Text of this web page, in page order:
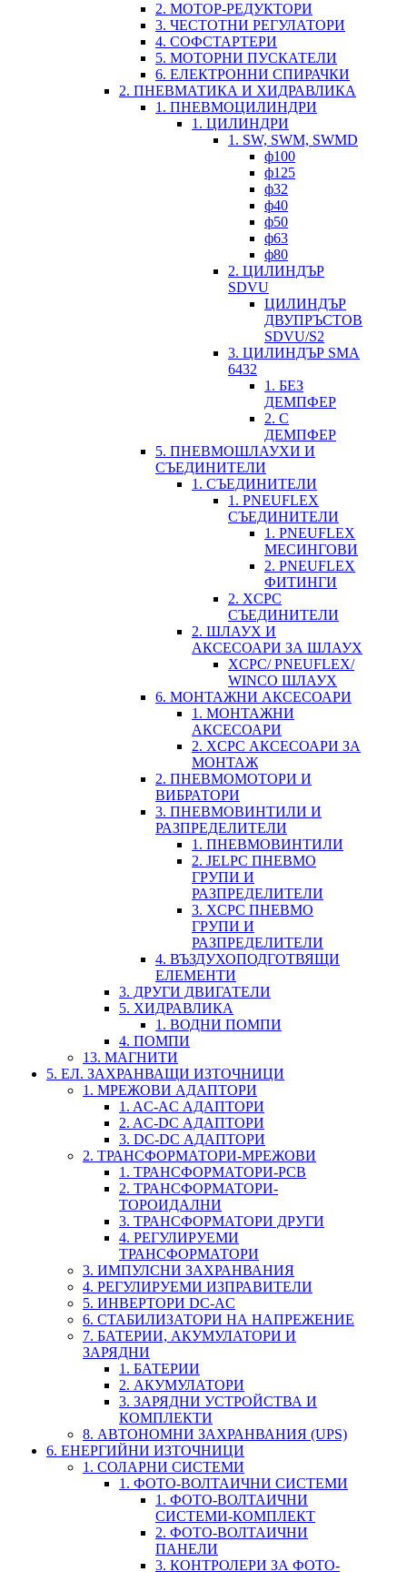
2. МОТОР-РЕДУКТОРИ
3. ЧЕСТОТНИ РЕГУЛАТОРИ
4. СОФСТАРТЕРИ
5. МОТОРНИ ПУСКАТЕЛИ
6. ЕЛЕКТРОННИ СПИРАЧКИ
2. ПНЕВМАТИКА И ХИДРАВЛИКА
1. ПНЕВМОЦИЛИНДРИ
1. ЦИЛИНДРИ
1. SW, SWM, SWMD
ф100
ф125
ф32
ф40
ф50
ф63
ф80
2. ЦИЛИНДЪР
SDVU
ЦИЛИНДЪР
ДВУПРЪСТОВ
SDVU/S2
3. ЦИЛИНДЪР SMA
6432
1. БЕЗ
ДЕМПФЕР
2. С
ДЕМПФЕР
5. ПНЕВМОШЛАУХИ И
СЪЕДИНИТЕЛИ
1. СЪЕДИНИТЕЛИ
1. PNEUFLEX
СЪЕДИНИТЕЛИ
1. PNEUFLEX
МЕСИНГОВИ
2. PNEUFLEX
ФИТИНГИ
2. XCPC
СЪЕДИНИТЕЛИ
2. ШЛАУХ И
АКСЕСОАРИ ЗА ШЛАУХ
XCPC/ PNEUFLEX/
WINCO ШЛАУХ
6. МОНТАЖНИ АКСЕСОАРИ
1. МОНТАЖНИ
АКСЕСОАРИ
2. XCPC АКСЕСОАРИ ЗА
МОНТАЖ
2. ПНЕВМОМОТОРИ И
ВИБРАТОРИ
3. ПНЕВМОВИНТИЛИ И
РАЗПРЕДЕЛИТЕЛИ
1. ПНЕВМОВИНТИЛИ
2. JELPC ПНЕВМО
ГРУПИ И
РАЗПРЕДЕЛИТЕЛИ
3. XCPC ПНЕВМО
ГРУПИ И
РАЗПРЕДЕЛИТЕЛИ
4. ВЪЗДУХОПОДГОТВЯЩИ
ЕЛЕМЕНТИ
3. ДРУГИ ДВИГАТЕЛИ
5. ХИДРАВЛИКА
1. ВОДНИ ПОМПИ
4. ПОМПИ
13. МАГНИТИ
5. ЕЛ. ЗАХРАНВАЩИ ИЗТОЧНИЦИ
1. МРЕЖОВИ АДАПТОРИ
1. AC-AC АДАПТОРИ
2. AC-DC АДАПТОРИ
3. DC-DC АДАПТОРИ
2. ТРАНСФОРМАТОРИ-МРЕЖОВИ
1. ТРАНСФОРМАТОРИ-PCB
2. ТРАНСФОРМАТОРИ-
ТОРОИДАЛНИ
3. ТРАНСФОРМАТОРИ ДРУГИ
4. РЕГУЛИРУЕМИ
ТРАНСФОРМАТОРИ
3. ИМПУЛСНИ ЗАХРАНВАНИЯ
4. РЕГУЛИРУЕМИ ИЗПРАВИТЕЛИ
5. ИНВЕРТОРИ DC-AC
6. СТАБИЛИЗАТОРИ НА НАПРЕЖЕНИЕ
7. БАТЕРИИ, АКУМУЛАТОРИ И
ЗАРЯДНИ
1. БАТЕРИИ
2. АКУМУЛАТОРИ
3. ЗАРЯДНИ УСТРОЙСТВА И
КОМПЛЕКТИ
8. АВТОНОМНИ ЗАХРАНВАНИЯ (UPS)
6. ЕНЕРГИЙНИ ИЗТОЧНИЦИ
1. СОЛАРНИ СИСТЕМИ
1. ФОТО-ВОЛТАИЧНИ СИСТЕМИ
1. ФОТО-ВОЛТАИЧНИ
СИСТЕМИ-КОМПЛЕКТ
2. ФОТО-ВОЛТАИЧНИ
ПАНЕЛИ
3. КОНТРОЛЕРИ ЗА ФОТО-